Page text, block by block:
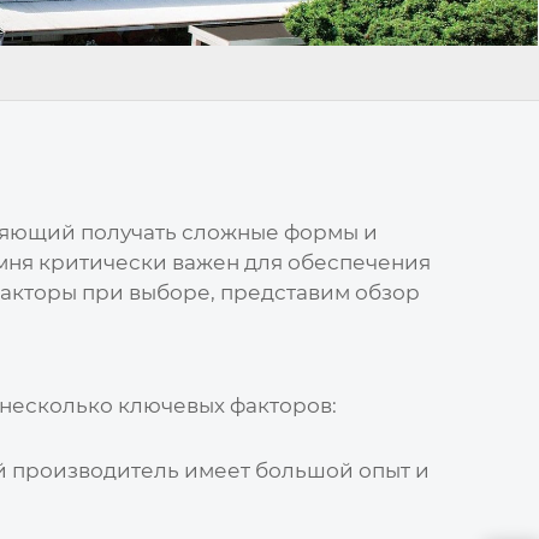
получать сложные формы и
критически важен для обеспечения
при выборе, представим обзор
ключевых факторов:
производитель имеет большой опыт и